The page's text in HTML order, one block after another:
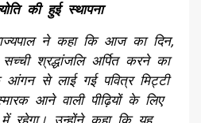
की हुई स्थापना
ने कहा कि आज का दिन,
श्रद्धांजलि अर्पित करने का
से लाई गई पवित्र मिट्टी
आने वाली पीढ़ियों के लिए